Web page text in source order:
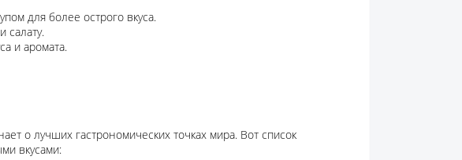
для более острого вкуса.
салату.
и аромата.
о лучших гастрономических точках мира. Вот список
вкусами: